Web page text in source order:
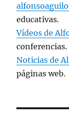
educativas.
Vídeos de
conferencias.
Noticias de
páginas web.